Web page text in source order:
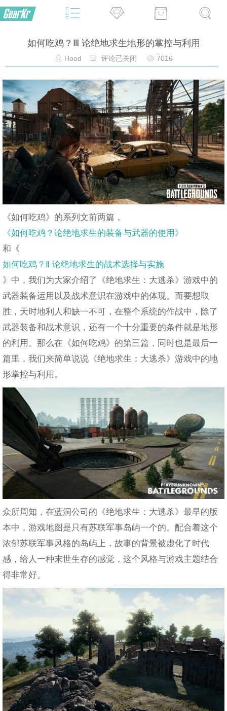
如何吃鸡？Ⅲ 论绝地求生地形的掌控与利用
Hood 评论已关闭 7016
《如何吃鸡》的系列文前两篇，
《如何吃鸡？论绝地求生的装备与武器的使用》
和《
如何吃鸡？Ⅱ 论绝地求生的战术选择与实施
》中，我们为大家介绍了《绝地求生：大逃杀》游戏中的
武器装备运用以及战术意识在游戏中的体现。而要想取
胜，天时地利人和缺一不可，在整个系统的作战中，除了
武器装备和战术意识，还有一个十分重要的条件就是地形
的利用。那么在《如何吃鸡》的第三篇，同时也是最后一
篇里，我们来简单说说《绝地求生：大逃杀》游戏中的地
形掌控与利用。
众所周知，在蓝洞公司的《绝地求生：大逃杀》最早的版
本中，游戏地图是只有苏联军事岛屿一个的。配合着这个
浓郁苏联军事风格的岛屿上，故事的背景被虚化了时代
感，给人一种末世生存的感觉，这个风格与游戏主题结合
得非常好。